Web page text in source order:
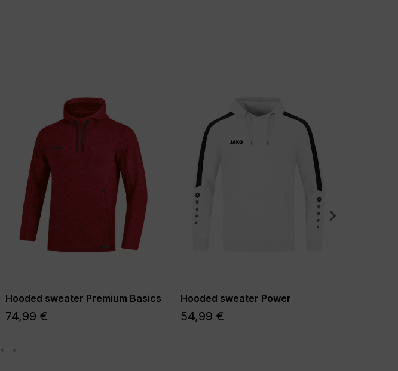
Hooded sweater Premium Basics
74,99 €
Hooded sweater Power
54,99 €